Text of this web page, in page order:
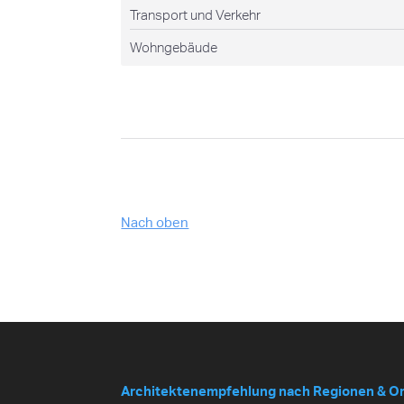
Transport und Verkehr
Wohngebäude
Nach oben
Architektenempfehlung nach Regionen &